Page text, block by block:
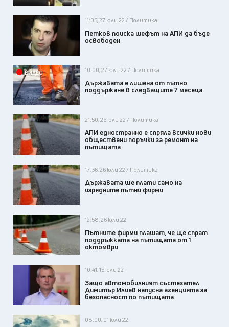
11:05, 27 юли 22 / Политика
Петков поиска шефът на АПИ да бъде
освободен
ВИДЕО 10:00, 27 юли 22 / Политика
Държавата е лишена от пътно
поддържане в следващите 7 месеца
21:50, 26 юли 22 / Политика
АПИ едностранно e спряла всички нови
обществени поръчки за ремонт на
пътищата
17:36, 26 юли 22 / Политика
Държавата ще плати само на
изрядните пътни фирми
12:58, 26 юли 22
Пътните фирми плашат, че ще спрат
поддръжката на пътищата от 1
октомври
10:41, 15 юли 22
Защо автомобилният състезател
Димитър Илиев напусна агенцията за
безопасност по пътищата
08:00, 01 юли 22